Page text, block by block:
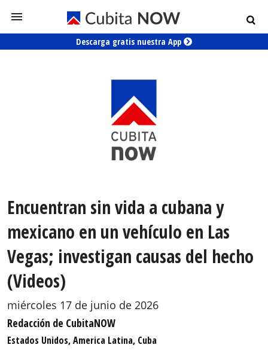
Descarga gratis nuestra App
Encuentran sin vida a cubana y
mexicano en un vehículo en Las
Vegas; investigan causas del hecho
(Videos)
miércoles 17 de junio de 2026
Redacción de CubitaNOW
Estados Unidos, America Latina, Cuba